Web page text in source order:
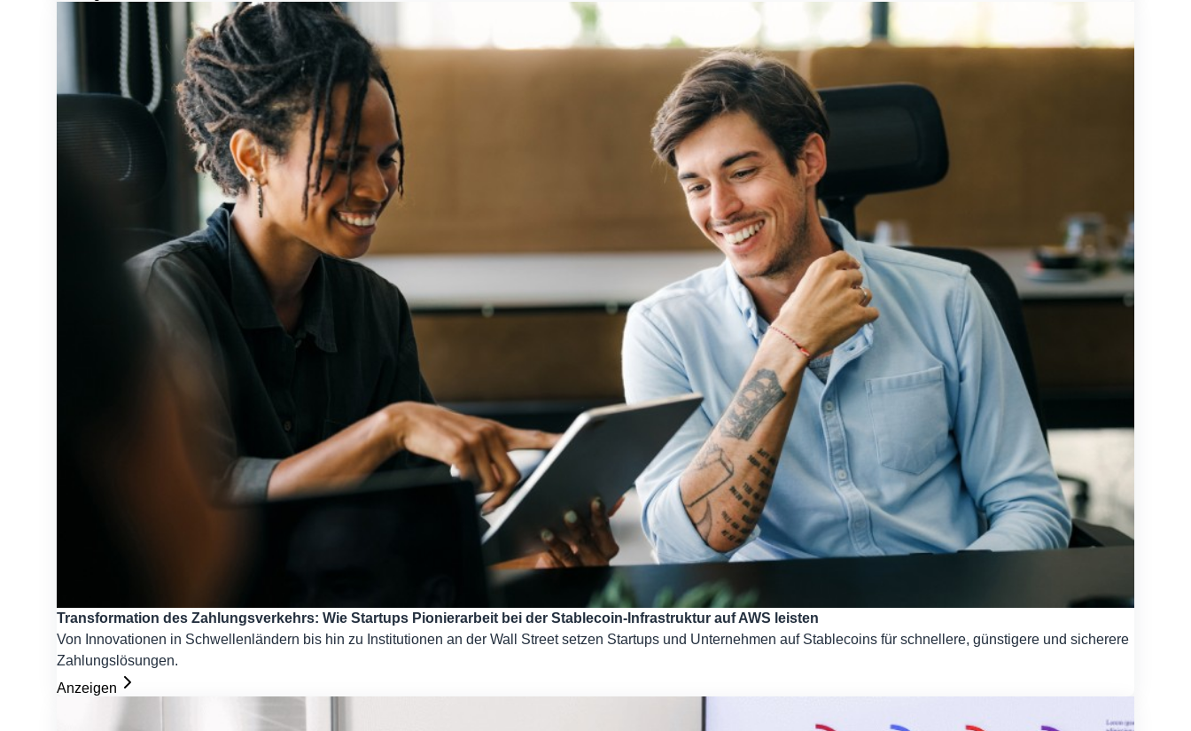
Transformation des Zahlungsverkehrs: Wie Startups Pionierarbeit bei der Stablecoin-Infrastruktur auf AWS leisten
Von Innovationen in Schwellenländern bis hin zu Institutionen an der Wall Street setzen Startups und Unternehmen auf Stablecoins für schnellere, günstigere und sicherere
Zahlungslösungen.
Anzeigen